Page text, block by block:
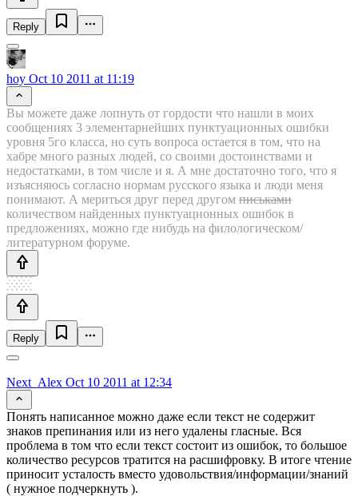
Reply
hoy Oct 10 2011 at 11:19
Вы можете даже лопнуть от гордости что нашли в моих
сообщениях 3 элементарнейших пунктуационных ошибки
уровня 5го класса, но суть вопроса остается в том, что на
хабре много разных людей, со своими достоинствами и
недостатками, в том числе и я. А мне достаточно того, что я
изъясняюсь согласно нормам русского языка и люди меня
понимают. А мериться друг перед другом письками
количеством найденных пунктуационных ошибок в
предложениях, можно где нибудь на филологическом/
литературном форуме.
Reply
Next_Alex Oct 10 2011 at 12:34
Понять написанное можно даже если текст не содержит
знаков препинания или из него удалены гласные. Вся
проблема в том что если текст состоит из ошибок, то большое
количество ресурсов тратится на расшифровку. В итоге чтение
приносит усталость вместо удовольствия/информации/знаний
( нужное подчеркнуть ).